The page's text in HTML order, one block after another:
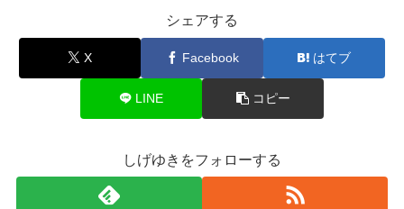
シェアする
X Facebook はてブ
LINE コピー
しげゆきをフォローする